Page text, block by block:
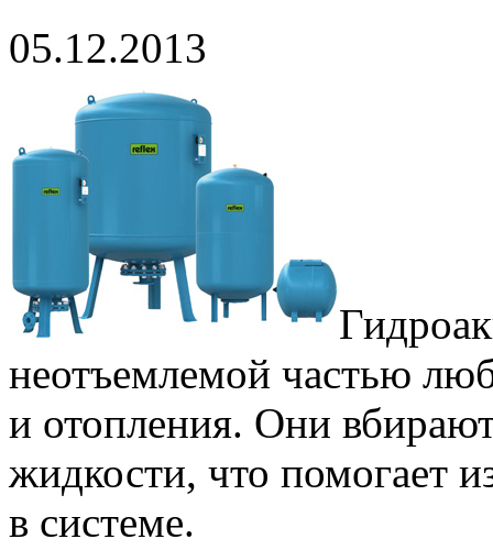
05.12.2013
неотъемлемой частью
и отопления. Они
жидкости, что помогает
в системе.